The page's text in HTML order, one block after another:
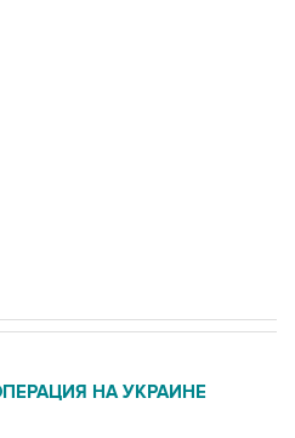
НА УКРАИНЕ